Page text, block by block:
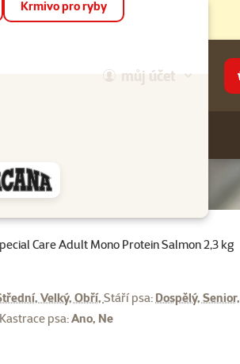
můj účet
Krmivo pro ryby
Care Adult Mono Protein Salmon 2,3 kg
Velký, Obří, Stáří psa: Dospělý, Senior,
Kastrace psa:Ano, Ne